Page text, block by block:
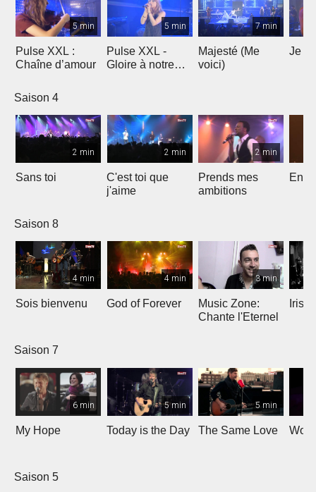
5 min
Pulse XXL :
Chaîne d’amour
5 min
Pulse XXL -
Gloire à notre
7 min
Majesté (Me
voici)
Je te
Saison 4
2 min
Sans toi
2 min
C'est toi que
j'aime
2 min
Prends mes
ambitions
Saison 8
4 min
Sois bienvenu
4 min
God of Forever
3 min
Music Zone:
Chante l'Eternel
Irish
Saison 7
6 min
My Hope
5 min
Today is the Day
5 min
The Same Love
Saison 5